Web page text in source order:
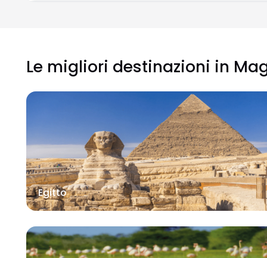
Le migliori destinazioni in
Egitto